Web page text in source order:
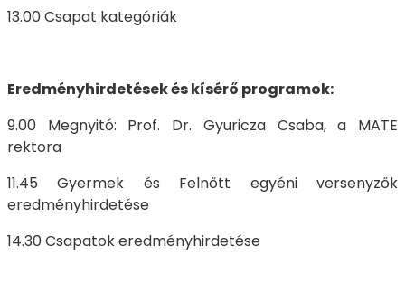
13.00 Csapat kategóriák
Eredményhirdetések és kísérő programok:
9.00 Megnyitó: Prof. Dr. Gyuricza Csaba, a MATE
rektora
11.45 Gyermek és Felnőtt egyéni versenyzők
eredményhirdetése
14.30 Csapatok eredményhirdetése